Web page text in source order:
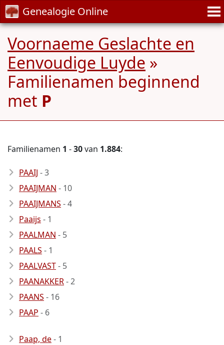
Genealogie Online
Voornaeme Geslachte en
Eenvoudige Luyde »
Familienamen beginnend
met P
Familienamen 1 -30van 1.884:
PAAIJ - 3
PAAIJMAN - 10
PAAIJMANS - 4
Paaijs - 1
PAALMAN - 5
PAALS - 1
PAALVAST- 5
PAANAKKER- 2
PAANS - 16
PAAP - 6
Paap, de- 1